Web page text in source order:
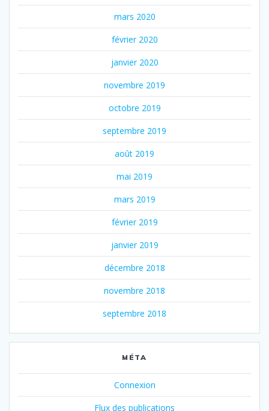
mars 2020
février 2020
janvier 2020
novembre 2019
octobre 2019
septembre 2019
août 2019
mai 2019
mars 2019
février 2019
janvier 2019
décembre 2018
novembre 2018
septembre 2018
MÉTA
Connexion
Flux des publications